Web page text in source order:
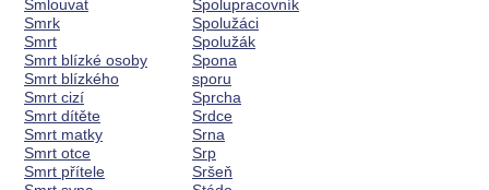
Smlouvat
Smrk
Smrt
Smrt blízké osoby
Smrt blízkého
Smrt cizí
Smrt dítěte
Smrt matky
Smrt otce
Smrt přítele
Spolupracovník
Spolužáci
Spolužák
Spona
sporu
Sprcha
Srdce
Srna
Srp
Sršeň